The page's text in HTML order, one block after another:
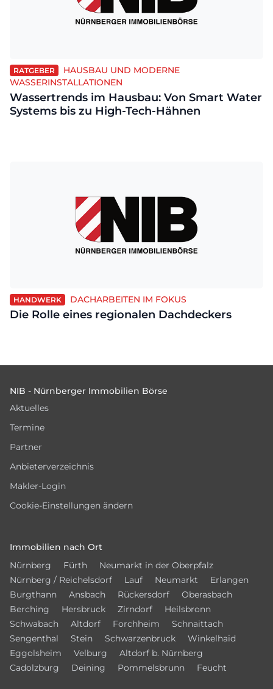
RATGEBER
HAUSBAU UND MODERNE
WASSERINSTALLATIONEN
Wassertrends im Hausbau: Von Smart Water
Systems bis zu High-Tech-Hähnen
HANDWERK DACHARBEITEN IM FOKUS
Die Rolle eines regionalen Dachdeckers
NIB - Nürnberger Immobilien Börse
Aktuelles
Termine
Partner
Anbieterverzeichnis
Makler-Login
Cookie-Einstellungen ändern
Immobilien nach Ort
Nürnberg
Fürth
Neumarkt in der Oberpfalz
Nürnberg / Reichelsdorf
Lauf Neumarkt
Erlangen
Burgthann
Ansbach Rückersdorf
Oberasbach
Berching
Hersbruck Zirndorf
Heilsbronn
Schwabach
Altdorf Forchheim
Schnaittach
Sengenthal
Stein Schwarzenbruck
Winkelhaid
Eggolsheim
Velburg
Altdorf b. Nürnberg
Cadolzburg
Deining Pommelsbrunn Feucht